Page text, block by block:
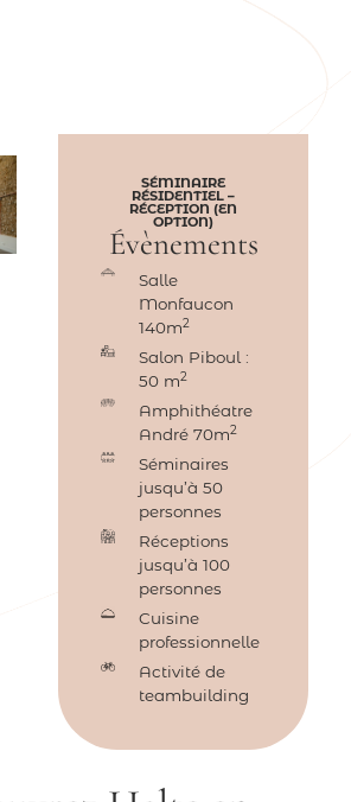
SÉMINAIRE
RÉSIDENTIEL –
RÉCEPTION (EN
OPTION)
Évènements
Salle
Monfaucon
140m2
Salon Piboul :
50 m2
Amphithéatre
André 70m2
Séminaires
jusqu’à 50
personnes
Réceptions
jusqu’à 100
personnes
Cuisine
professionnelle
Activité de
teambuilding